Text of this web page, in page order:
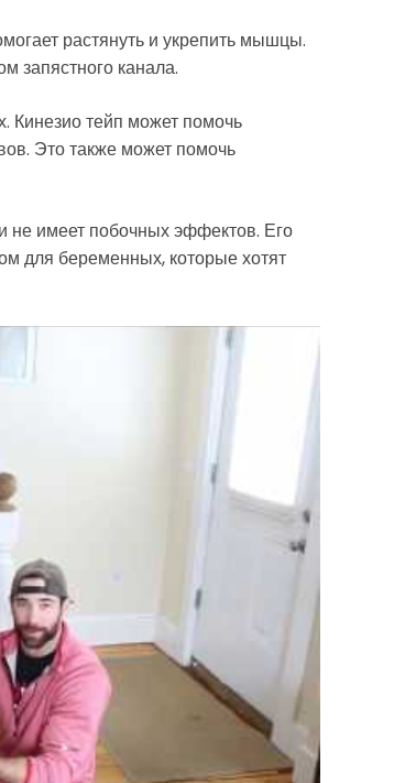
растянуть и укрепить мышцы.
запястного канала.
Кинезио тейп может помочь
Это также может помочь
не имеет побочных эффектов. Его
для беременных, которые хотят